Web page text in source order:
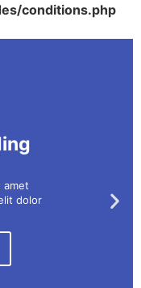
conditions.php
amet
dolor